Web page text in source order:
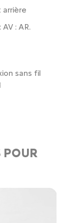
: AR.
sans fil
POUR